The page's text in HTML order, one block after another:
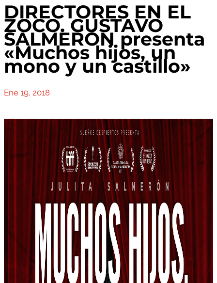
DIRECTORES EN EL
ZOCO. GUSTAVO
SALMERÓN presenta
«Muchos hijos, un
mono y un castillo»
Ene 19, 2018